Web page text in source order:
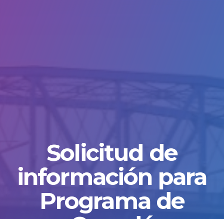
Solicitud de
información para
Programa de